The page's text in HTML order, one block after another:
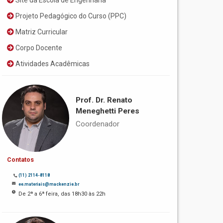
Projeto Pedagógico do Curso (PPC)
Matriz Curricular
Corpo Docente
Atividades Acadêmicas
Prof. Dr. Renato
Meneghetti Peres
Coordenador
Contatos
(11) 2114-8118
ee.materiais@mackenzie.br
De 2ª a 6ª feira, das 18h30 às 22h